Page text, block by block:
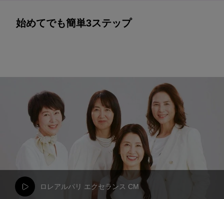
始めてでも簡単3ステップ
ロレアルパリ エクセランス CM